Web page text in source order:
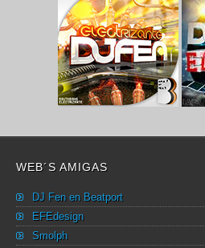
WEB´S AMIGAS
DJ Fen en Beatport
EFEdesign
Smolph